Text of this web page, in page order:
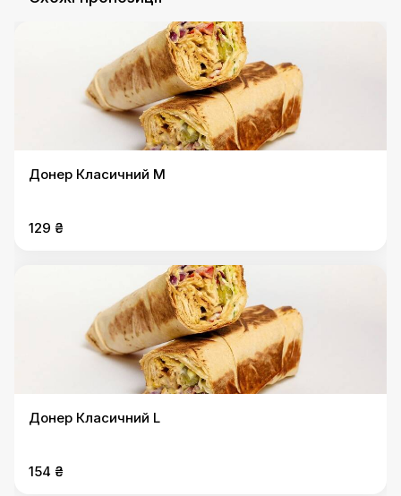
Донер Класичний M
129 ₴
Донер Класичний L
154 ₴